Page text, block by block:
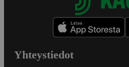
Yhteystiedot